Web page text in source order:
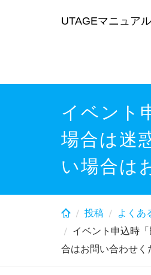
UTAGEマニュアル
イベント
場合は迷
い場合は
投稿 よくあ
イベント申込時
合はお問い合わせ